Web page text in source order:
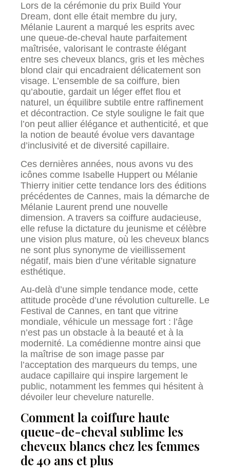
Lors de la cérémonie du prix Build Your
Dream, dont elle était membre du jury,
Mélanie Laurent a marqué les esprits avec
une queue-de-cheval haute parfaitement
maîtrisée, valorisant le contraste élégant
entre ses cheveux blancs, gris et les mèches
blond clair qui encadraient délicatement son
visage. L’ensemble de sa coiffure, bien
qu’aboutie, gardait un léger effet flou et
naturel, un équilibre subtile entre raffinement
et décontraction. Ce style souligne le fait que
l’on peut allier élégance et authenticité, et que
la notion de beauté évolue vers davantage
d’inclusivité et de diversité capillaire.
Ces dernières années, nous avons vu des
icônes comme Isabelle Huppert ou Mélanie
Thierry initier cette tendance lors des éditions
précédentes de Cannes, mais la démarche de
Mélanie Laurent prend une nouvelle
dimension. A travers sa coiffure audacieuse,
elle refuse la dictature du jeunisme et célèbre
une vision plus mature, où les cheveux blancs
ne sont plus synonyme de vieillissement
négatif, mais bien d’une véritable signature
esthétique.
Au-delà d’une simple tendance mode, cette
attitude procède d’une révolution culturelle. Le
Festival de Cannes, en tant que vitrine
mondiale, véhicule un message fort : l’âge
n’est pas un obstacle à la beauté et à la
modernité. La comédienne montre ainsi que
la maîtrise de son image passe par
l’acceptation des marqueurs du temps, une
audace capillaire qui inspire largement le
public, notamment les femmes qui hésitent à
dévoiler leur chevelure naturelle.
Comment la coiffure haute
queue-de-cheval sublime les
cheveux blancs chez les femmes
de 40 ans et plus